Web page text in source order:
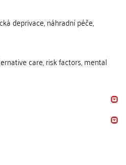
deprivace, náhradní péče,
care, risk factors, mental